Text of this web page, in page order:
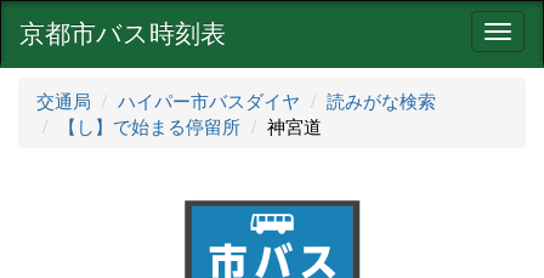
ナ
ビ
京都市バス時刻表
交通局 ハイパー市バスダイヤ
読みがな検索
【し】で始まる停留所
神宮道